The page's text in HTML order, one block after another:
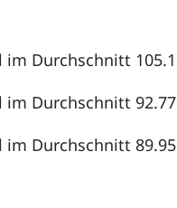
Durchschnitt
Durchschnitt
Durchschnitt